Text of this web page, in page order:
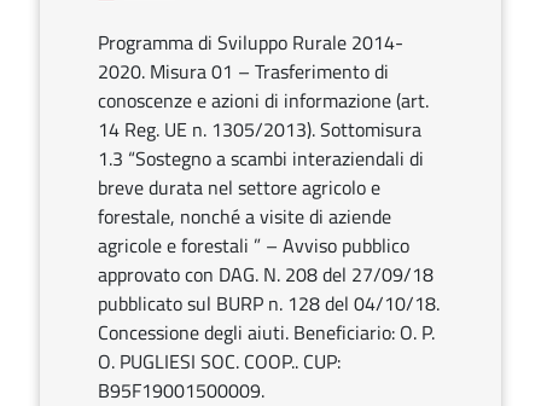
Programma di Sviluppo Rurale 2014-
2020. Misura 01 – Trasferimento di
conoscenze e azioni di informazione (art.
14 Reg. UE n. 1305/2013). Sottomisura
1.3 “Sostegno a scambi interaziendali di
breve durata nel settore agricolo e
forestale, nonché a visite di aziende
agricole e forestali ” – Avviso pubblico
approvato con DAG. N. 208 del 27/09/18
pubblicato sul BURP n. 128 del 04/10/18.
Concessione degli aiuti. Beneficiario: O. P.
O. PUGLIESI SOC. COOP.. CUP:
B95F19001500009.